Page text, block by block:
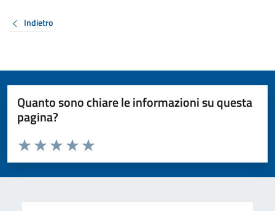
Indietro
Quanto sono chiare le informazioni su questa
pagina?
Valuta da 1 a 5 stelle la pagina
Valuta 5 stelle su 5
Valuta 4 stelle su 5
Valuta 3 stelle su 5
Valuta 2 stelle su 5
Valuta 1 stelle su 5